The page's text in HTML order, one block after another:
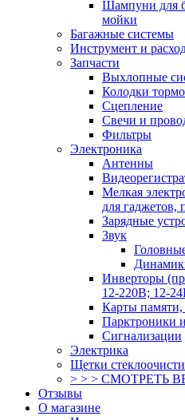
Шампуни для
мойки
Багажные системы
Инструмент и
Запчасти
Выхлопные
Колодки
Сцепление
Свечи и
Фильтры
Электроника
Антенны
Мелкая
для гаджетов,
Зарядные
Звук
Инверторы
12-220В; 12-
Карты
Парктроники
Сигнализации
Электрика
Щетки
> > > СМОТРЕТЬ
Отзывы
О магазине